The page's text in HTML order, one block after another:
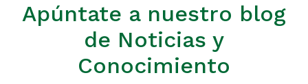
Apúntate a nuestro blog
de Noticias y
Conocimiento